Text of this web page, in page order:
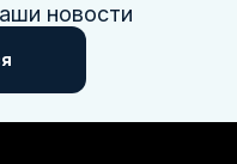
новости